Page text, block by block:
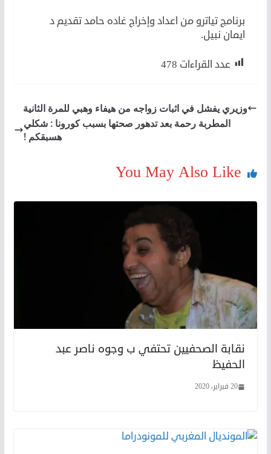
برنامج تياترو من اعداد وإخراج غاده حامد تقديم د
ايمان نبيل.
عدد القراءات 478
وزيري يفشل في اثبات زواجه من هيفاء وهبي للمرة الثانية
المطربة رحمة بعد تدهور صحتها بسبب كورونا : شكلي
هسبقكم !
You May Also Like
نقابة الصحفيين تحتفي ب وجوه ناصر عبد
الحفيظ
20 فبراير، 2020